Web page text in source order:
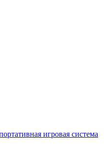
игровая система